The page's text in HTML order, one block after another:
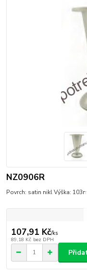
NZ0906R
Povrch: satin nikl Výška:
107,91 Kč/ks
89,18 Kč bez DPH